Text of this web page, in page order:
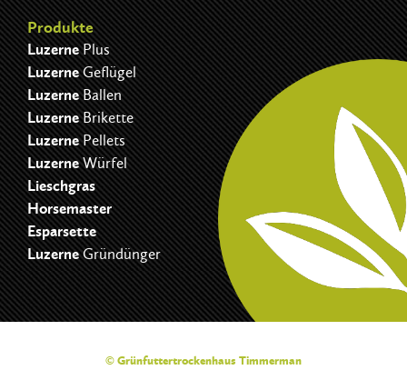
Produkte
LuzernePlus
LuzerneGeflügel
LuzerneBallen
LuzerneBrikette
LuzernePellets
LuzerneWürfel
Lieschgras
Horsemaster
Esparsette
LuzerneGründünger
© Grünfuttertrockenhaus Timmerman